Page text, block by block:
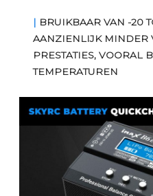
| BRUIKBAAR VAN -20
AANZIENLIJK MINDER
PRESTATIES, VOORAL
TEMPERATUREN